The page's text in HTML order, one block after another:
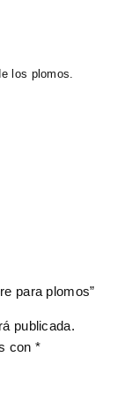
los plomos.
para plomos”
publicada.
con *